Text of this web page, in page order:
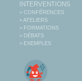
INTERVENTIONS
> CONFÉRENCES
> ATELIERS
> FORMATIONS
> DÉBATS
> EXEMPLES